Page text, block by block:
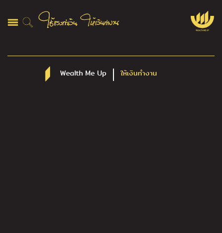
Wealth Me Up ให้เงินทำงาน